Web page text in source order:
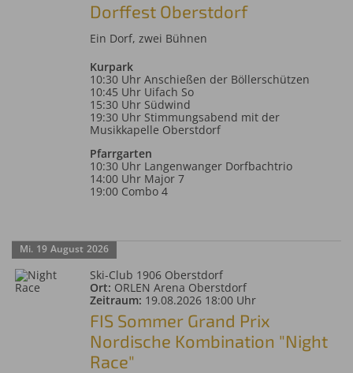
Dorffest Oberstdorf
Ein Dorf, zwei Bühnen
Kurpark
10:30 Uhr Anschießen der Böllerschützen
10:45 Uhr Uifach So
15:30 Uhr Südwind
19:30 Uhr Stimmungsabend mit der
Musikkapelle Oberstdorf
Pfarrgarten
10:30 Uhr Langenwanger Dorfbachtrio
14:00 Uhr Major 7
19:00 Combo 4
Mi. 19 August 2026
Ski-Club 1906 Oberstdorf
Ort: ORLEN Arena Oberstdorf
Zeitraum: 19.08.2026 18:00 Uhr
FIS Sommer Grand Prix
Nordische Kombination "Night
Race"